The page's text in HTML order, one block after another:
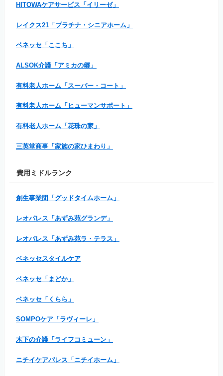
HITOWAケアサービス「イリーゼ」
レイクス21「プラチナ・シニアホーム」
ベネッセ「ここち」
ALSOK介護「アミカの郷」
有料老人ホーム「スーパー・コート」
有料老人ホーム「ヒューマンサポート」
有料老人ホーム「花珠の家」
三英堂商事「家族の家ひまわり」
費用ミドルランク
創生事業団「グッドタイムホーム」
レオパレス「あずみ苑グランデ」
レオパレス「あずみ苑ラ・テラス」
ベネッセスタイルケア
ベネッセ「まどか」
ベネッセ「くらら」
SOMPOケア「ラヴィーレ」
木下の介護「ライフコミューン」
ニチイケアパレス「ニチイホーム」